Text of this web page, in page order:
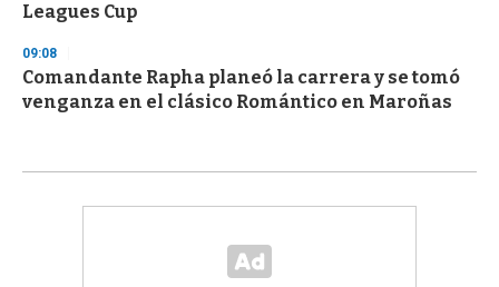
Leagues Cup
09:08
Comandante Rapha planeó la carrera y se tomó
venganza en el clásico Romántico en Maroñas